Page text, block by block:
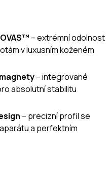
– extrémní odolnost
v luxusním koženém
– integrované
absolutní stabilitu
– precizní profil se
a perfektním